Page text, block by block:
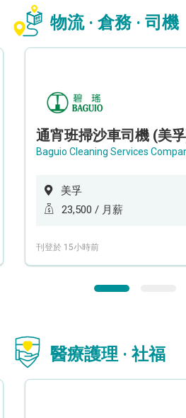
物流 · 倉務 · 司機
通宵班掃沙車司機 (美
Baguio Cleaning Services
美孚
23,500 / 月薪
刊登於 15小時前
醫療護理 · 社福